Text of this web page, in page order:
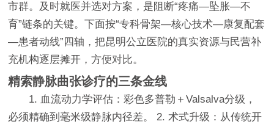
市群。及时就医并选对方案，是阻断“疼痛—坠胀—不
育”链条的关键。下面按“专科骨架—核心技术—康复配套
—患者动线”四轴，把昆明公立医院的真实资源与民营补
充机构逐层摊开，方便对比。
精索静脉曲张诊疗的三条金线
1. 血流动力学评估：彩色多普勒＋Valsalva分级，
必须精确到毫米级静脉内径差。 2. 术式升级：从传统开